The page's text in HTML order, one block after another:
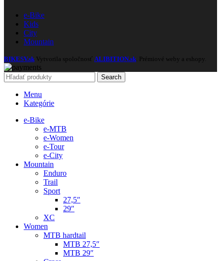
e-Bike
Kids
City
Mountain
BIKESV.sk Vytvorila spoločnosť ALIBITION.sk . Prémiové weby a eshopy.
Search
Menu
Kategórie
e-Bike
e-MTB
e-Women
e-Tour
e-City
Mountain
Enduro
Trail
Sport
27,5″
29″
XC
Women
MTB hardtail
MTB 27,5″
MTB 29″